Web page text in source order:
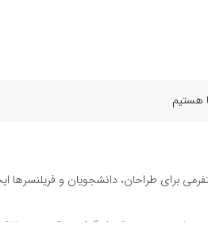
هستیم
برای طراحان، دانشجویان و
ایلاستریتور و اکسل گرفته تا قالب‌های